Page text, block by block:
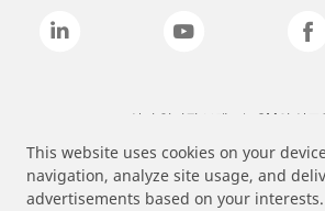
This website uses cookies on your
navigation, analyze site usage, and
advertisements based on your interests.
상기 열거된 브랜드는 3M의 상표